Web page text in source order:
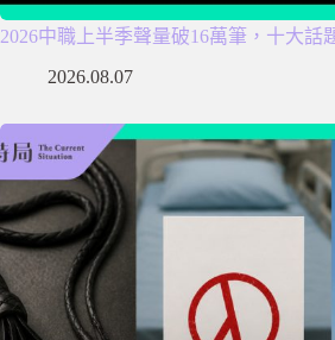
2026中職上半季聲量破16萬筆，十大話
2026.08.07